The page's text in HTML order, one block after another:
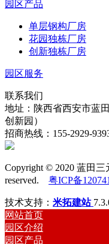
园区产品
单层钢构厂房
花园独栋厂房
创新独栋厂房
园区服务
联系我们
地址：陕西省西安市蓝
创新园）
招商热线：155-2929-
Copyright © 2020 蓝田
reserved. 粤ICP备
技术支持： 米拓建站
网站首页
园区介绍
园区产品